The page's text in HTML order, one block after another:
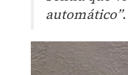
automático”.